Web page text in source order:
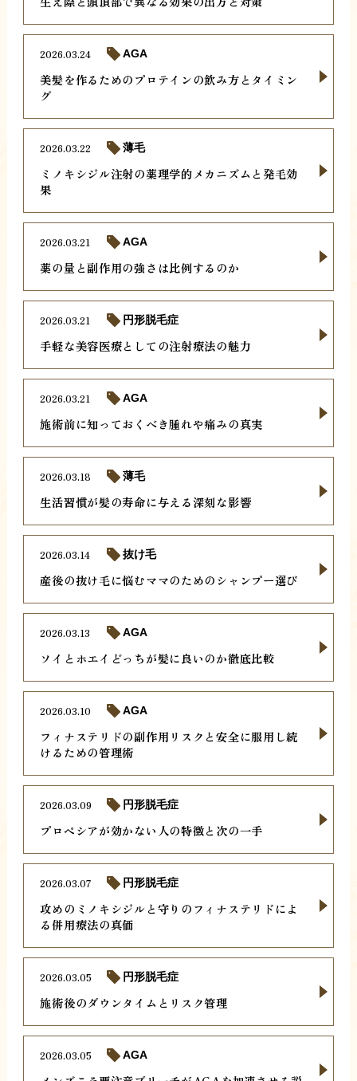
美髪を作るためのプロテインの飲み方とタイミン
グ
2026.03.24 AGA
ミノキシジル注射の薬理学的メカニズムと発毛効
果
2026.03.22 薄毛
薬の量と副作用の強さは比例するのか
2026.03.21 AGA
手軽な美容医療としての注射療法の魅力
2026.03.21 円形脱毛症
施術前に知っておくべき腫れや痛みの真実
2026.03.21 AGA
生活習慣が髪の寿命に与える深刻な影響
2026.03.18 薄毛
産後の抜け毛に悩むママのためのシャンプー選び
2026.03.14 抜け毛
ソイとホエイどっちが髪に良いのか徹底比較
2026.03.13 AGA
フィナステリドの副作用リスクと安全に服用し続
けるための管理術
2026.03.10 AGA
プロペシアが効かない人の特徴と次の一手
2026.03.09 円形脱毛症
攻めのミノキシジルと守りのフィナステリドによ
る併用療法の真価
2026.03.07 円形脱毛症
施術後のダウンタイムとリスク管理
2026.03.05 円形脱毛症
2026.03.05 AGA